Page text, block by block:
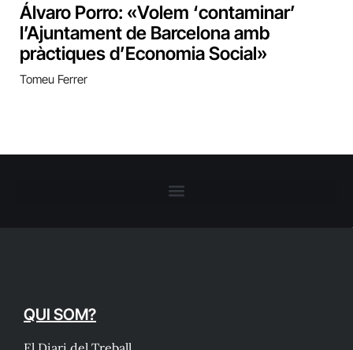
Álvaro Porro: «Volem ‘contaminar’
l’Ajuntament de Barcelona amb
pràctiques d’Economia Social»
Tomeu Ferrer
QUI SOM?